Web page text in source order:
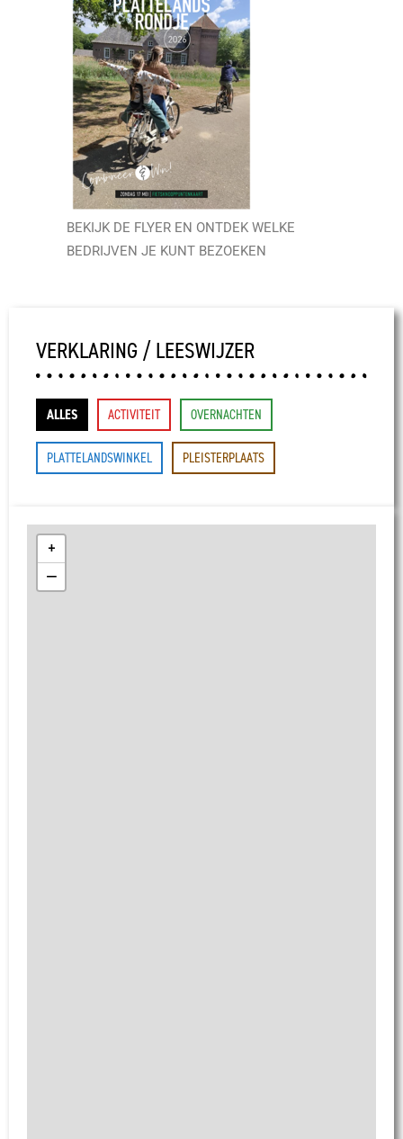
BEKIJK DE FLYER EN ONTDEK WELKE
BEDRIJVEN JE KUNT BEZOEKEN
VERKLARING / LEESWIJZER
ALLES ACTIVITEIT OVERNACHTEN
PLATTELANDSWINKEL PLEISTERPLAATS
+
−